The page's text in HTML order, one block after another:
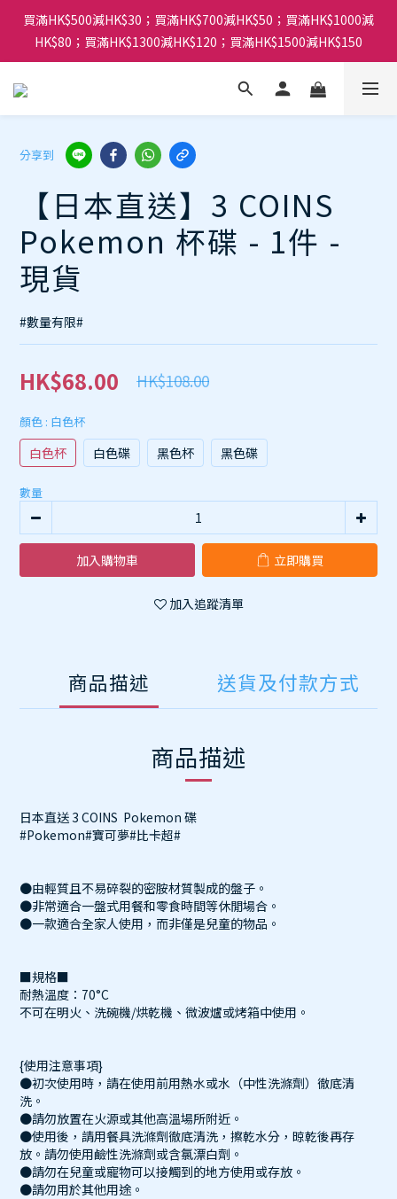
買滿HK$500減HK$30；買滿HK$700減HK$50；買滿HK$1000減
HK$80；買滿HK$1300減HK$120；買滿HK$1500減HK$150
分享到
【日本直送】3 COINS
Pokemon 杯碟 - 1件 -
現貨
#數量有限#
HK$68.00 HK$108.00
顏色 : 白色杯
白色杯 白色碟 黑色杯 黑色碟
數量
加入購物車 立即購買
加入追蹤清單
商品描述 送貨及付款方式
商品描述
日本直送 3 COINS Pokemon 碟
#Pokemon#寶可夢#比卡超#
●由輕質且不易碎裂的密胺材質製成的盤子。
●非常適合一盤式用餐和零食時間等休閒場合。
●一款適合全家人使用，而非僅是兒童的物品。
■規格■
耐熱溫度：70°C
不可在明火、洗碗機/烘乾機、微波爐或烤箱中使用。
{使用注意事項}
●初次使用時，請在使用前用熱水或水（中性洗滌劑）徹底清
洗。
●請勿放置在火源或其他高溫場所附近。
●使用後，請用餐具洗滌劑徹底清洗，擦乾水分，晾乾後再存
放。請勿使用鹼性洗滌劑或含氯漂白劑。
●請勿在兒童或寵物可以接觸到的地方使用或存放。
●請勿用於其他用途。